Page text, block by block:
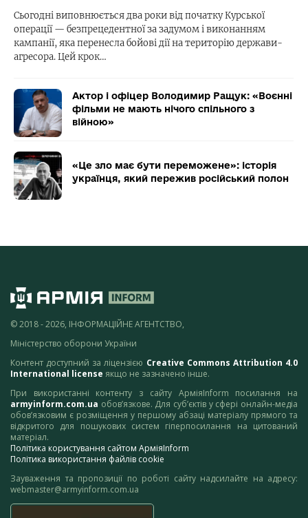
Сьогодні виповнюється два роки від початку Курської
операції — безпрецедентної за задумом і виконанням
кампанії, яка перенесла бойові дії на територію держави-
агресора. Цей крок…
Актор і офіцер Володимир Ращук: «Воєнні
фільми не мають нічого спільного з
війною»
«Це зло має бути переможене»: історія
українця, який пережив російський полон
© 2018 - 2026, ІНФОРМАЦІЙНЕ АГЕНТСТВО,
Міністерство оборони України
Контент доступний за ліцензією Creative Commons Attribution 4.0
International license якщо не зазначено інше.
При використанні контенту з сайту АрміяInform посилання на
armyinform.com.ua обов’язкове. Для суб’єктів у сфері онлайн-медіа
обов’язковим є розміщення у першому абзаці матеріалу прямого та
відкритого для пошукових систем гіперпосилання на цитований
матеріал.
Політика користування сайтом АрміяInform
Політика використання файлів cookie
Зауваження та пропозиції по роботі сайту надсилайте на адресу:
webmaster@armyinform.com.ua